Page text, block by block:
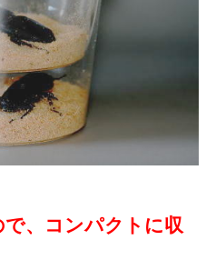
、コンパクトに収